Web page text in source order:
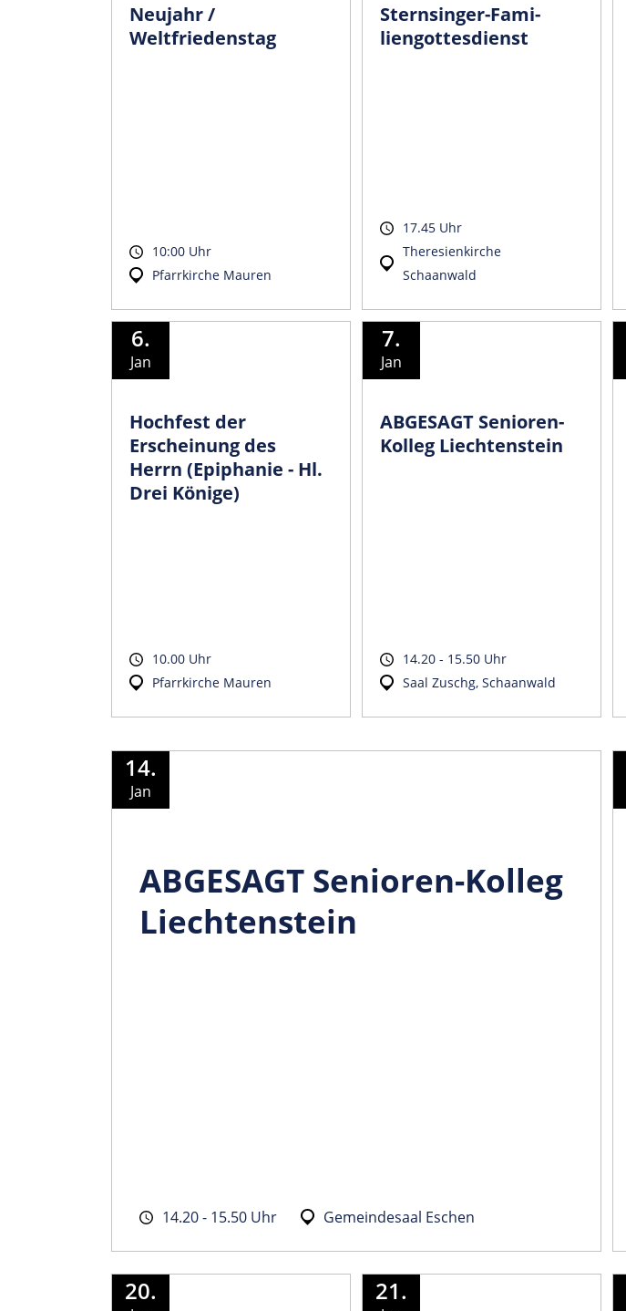
Neujahr /
Weltfriedenstag
10:00 Uhr
Pfarrkirche Mauren
Sternsinger-Fami­
liengottesdienst
17.45 Uhr
Theresienkirche
Schaanwald
6.
Jan
Hochfest der
Erscheinung des
Herrn (Epiphanie - Hl.
Drei Könige)
10.00 Uhr
Pfarrkirche Mauren
7.
Jan
ABGESAGT Senioren-
Kolleg Liechtenstein
14.20 - 15.50 Uhr
Saal Zuschg, Schaanwald
14.
Jan
ABGESAGT Senioren-Kolleg
Liechtenstein
14.20 - 15.50 Uhr Gemeindesaal Eschen
20. 21.